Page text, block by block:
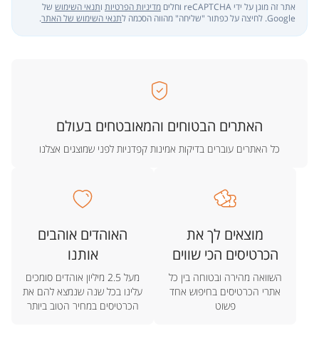
אתר זה מוגן על ידי reCAPTCHA וחלים מדיניות הפרטיות ותנאי השימוש של
Google. לחיצה על כפתור "שליחה" מהווה הסכמה ל
תנאי השימוש של האתר.
האתרים הבטוחים והמאובטחים בעולם
כל האתרים עוברים בדיקות אמינות קפדניות לפני שמוצגים אצלנו
מוצאים לך את
הכרטיסים הכי שווים
השוואה מהירה ובטוחה בין כל
אתרי הכרטיסים בחיפוש אחד
פשוט
האוהדים אוהבים
אותנו
מעל 2.5 מיליון אוהדים סומכים
עלינו בכל שנה שנמצא להם את
הכרטיסים במחיר הטוב ביותר